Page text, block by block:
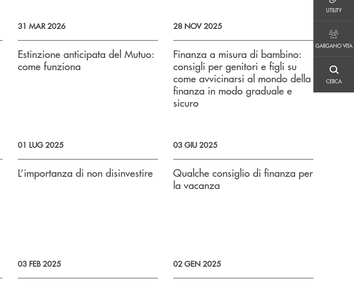
UTILITY
GARGANO VITA
GARGANO VITA
CERCA
CERCA
31 MAR 2026
Estinzione anticipata del Mutuo:
come funziona
28 NOV 2025
Finanza a misura di bambino:
consigli per genitori e figli su
come avvicinarsi al mondo della
finanza in modo graduale e
sicuro
01 LUG 2025
L’importanza di non disinvestire
03 GIU 2025
Qualche consiglio di finanza per
la vacanza
03 FEB 2025 02 GEN 2025